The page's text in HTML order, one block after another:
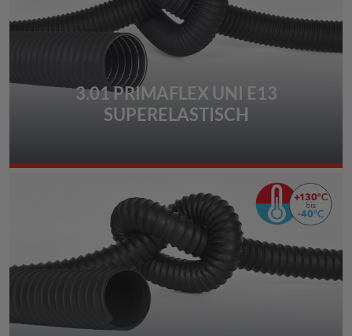
3.01 PRIMAFLEX UNI E13
SUPERELASTISCH